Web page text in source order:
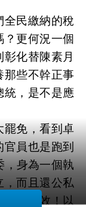
全民繳納的稅
更何況一個
化替陳素月
那些不幹正事
統，是不是應
罷免，看到卓
員也是跑到
，身為一個執
，而且還公私
行下效！以